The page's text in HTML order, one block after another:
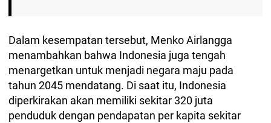
Dalam kesempatan tersebut, Menko Airlangga
menambahkan bahwa Indonesia juga tengah
menargetkan untuk menjadi negara maju pada
tahun 2045 mendatang. Di saat itu, Indonesia
diperkirakan akan memiliki sekitar 320 juta
penduduk dengan pendapatan per kapita sekitar